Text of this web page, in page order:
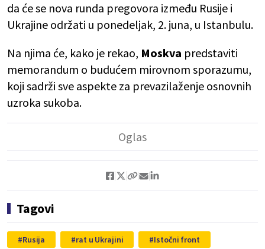
da će se nova runda pregovora između Rusije i
Ukrajine održati u ponedeljak, 2. juna, u Istanbulu.
Na njima će, kako je rekao, Moskva predstaviti
memorandum o budućem mirovnom sporazumu,
koji sadrži sve aspekte za prevazilaženje osnovnih
uzroka sukoba.
Tagovi
Rusija rat u Ukrajini
Istočni front